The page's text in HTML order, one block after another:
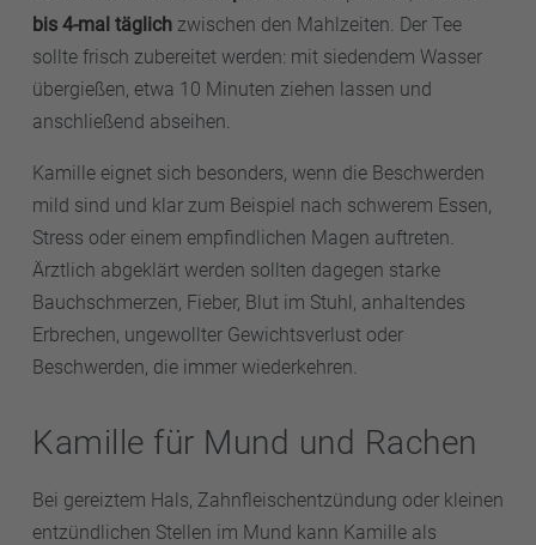
bis 4-mal täglich zwischen den Mahlzeiten. Der Tee
sollte frisch zubereitet werden: mit siedendem Wasser
übergießen, etwa 10 Minuten ziehen lassen und
anschließend abseihen.
Kamille eignet sich besonders, wenn die Beschwerden
mild sind und klar zum Beispiel nach schwerem Essen,
Stress oder einem empfindlichen Magen auftreten.
Ärztlich abgeklärt werden sollten dagegen starke
Bauchschmerzen, Fieber, Blut im Stuhl, anhaltendes
Erbrechen, ungewollter Gewichtsverlust oder
Beschwerden, die immer wiederkehren.
Kamille für Mund und Rachen
Bei gereiztem Hals, Zahnfleischentzündung oder kleinen
entzündlichen Stellen im Mund kann Kamille als